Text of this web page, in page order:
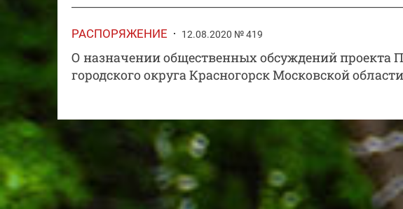
РАСПОРЯЖЕНИЕ 12.08.2020 № 419
О назначении общественных обсуждений проекта
городского округа Красногорск Московской области